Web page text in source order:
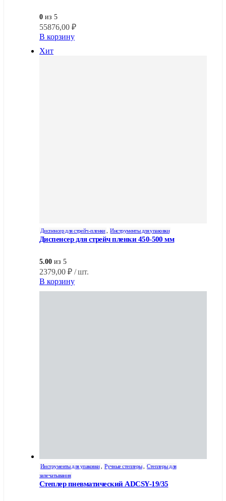
0 из 5
55876,00 ₽
В корзину
Хит
Диспенсер для стрейч-пленки Инструменты для упаковки
Диспенсер для стрейч пленки 450-500 мм
5.00 из 5
2379,00 ₽ / шт.
В корзину
Инструменты для упаковки Ручные степлеры
Степлеры для
запечатывания
Степлер пневматический ADCSY-19/35